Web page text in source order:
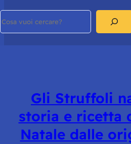
Gli Struffoli
storia e ricetta
Natale dalle